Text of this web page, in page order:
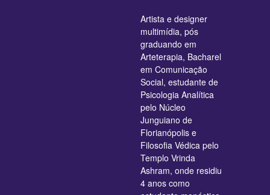
Artista e designer
multimídia, pós
graduando em
Arteterapia, Bacharel
em Comunicação
Social, estudante de
Psicologia Analítica
pelo Núcleo
Junguiano de
Florianópolis e
Filosofia Védica pelo
Templo Vrinda
Ashram, onde residiu
4 anos como